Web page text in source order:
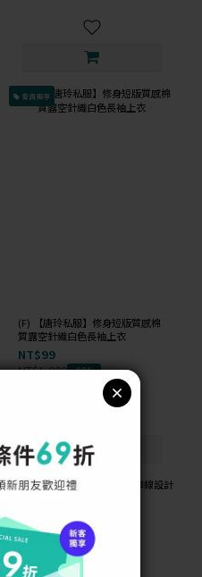
會員獨享
(F) 【唐玲私服】修身短版質感棉
質露空針織白色長袖上衣
NT$99
NT$1,000 -90%
✦新上架